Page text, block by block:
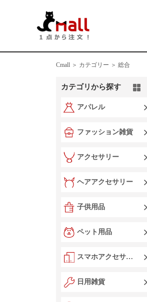
Cmall ＞ カテゴリー ＞ 総合
カテゴリから探す
アパレル
ファッション雑貨
アクセサリー
ヘアアクセサリー
子供用品
ペット用品
スマホアクセサリー
日用雑貨